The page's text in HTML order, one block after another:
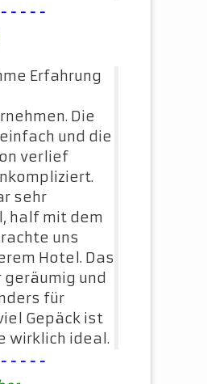
Erfahrung
Die
und die
verlief
sehr
half mit dem
uns
Hotel. Das
geräumig und
für
Gepäck ist
wirklich ideal.